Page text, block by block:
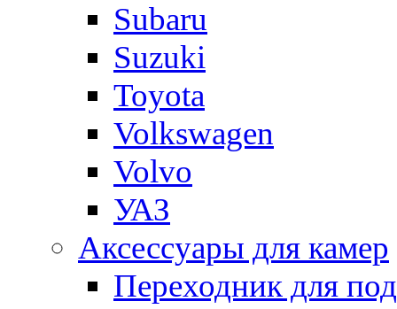
Subaru
Suzuki
Toyota
Volkswagen
Volvo
УАЗ
Аксессуары для камер
Переходник для